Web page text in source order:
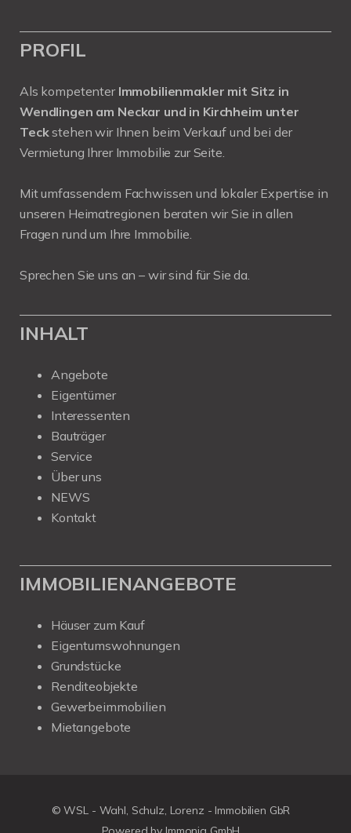
PROFIL
Als kompetenter Immobilienmakler mit Sitz in
Wendlingen am Neckar und in Kirchheim unter
Teckstehen wir Ihnen beim Verkauf und bei der
Vermietung Ihrer Immobilie zur Seite.
Mit umfassendem Fachwissen und lokaler Expertise in
unseren Heimatregionen beraten wir Sie in allen
Fragen rund um Ihre Immobilie.
Sprechen Sie uns an – wir sind für Sie da.
INHALT
Angebote
Eigentümer
Interessenten
Bauträger
Service
Über uns
NEWS
Kontakt
IMMOBILIENANGEBOTE
Häuser zum Kauf
Eigentumswohnungen
Grundstücke
Renditeobjekte
Gewerbeimmobilien
Mietangebote
© WSL - Wahl, Schulz, Lorenz - Immobilien GbR